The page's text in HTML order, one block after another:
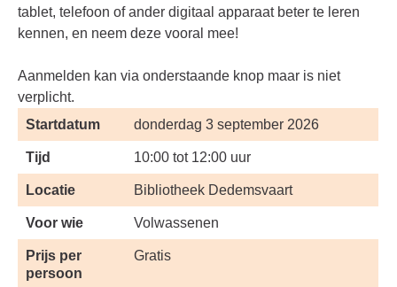
tablet, telefoon of ander digitaal apparaat beter te leren
kennen, en neem deze vooral mee!
Aanmelden kan via onderstaande knop maar is niet
verplicht.
Startdatum
donderdag 3 september 2026
Tijd 10:00 tot 12:00 uur
Locatie Bibliotheek Dedemsvaart
Voor wie Volwassenen
Prijs per
persoon
Gratis